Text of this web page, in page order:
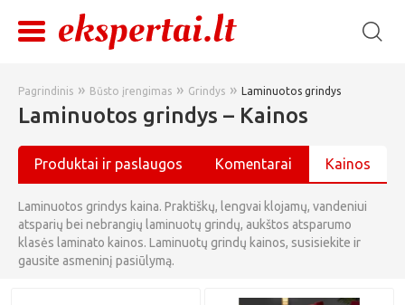
Pagrindinis » Būsto įrengimas » Grindys » Laminuotos grindys
Laminuotos grindys – Kainos
Produktai ir paslaugos Komentarai Kainos
Laminuotos grindys kaina. Praktiškų, lengvai klojamų, vandeniui
atsparių bei nebrangių laminuotų grindų, aukštos atsparumo
klasės laminato kainos. Laminuotų grindų kainos, susisiekite ir
gausite asmeninį pasiūlymą.